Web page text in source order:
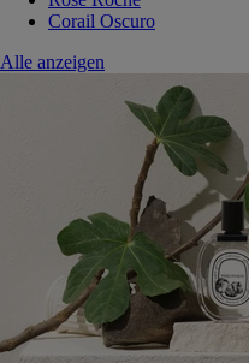
Corail Oscuro
Alle anzeigen